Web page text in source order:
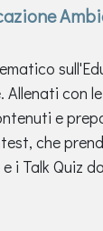
Allenati con
e
che
e i Talk Quiz